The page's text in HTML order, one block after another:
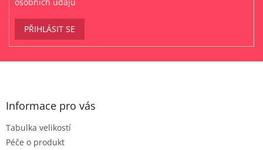
PŘIHLÁSIT SE
Z
Informace pro vás
Tabulka velikostí
Péče o produkt